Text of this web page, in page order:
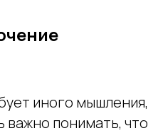
иного мышления,
важно понимать, что